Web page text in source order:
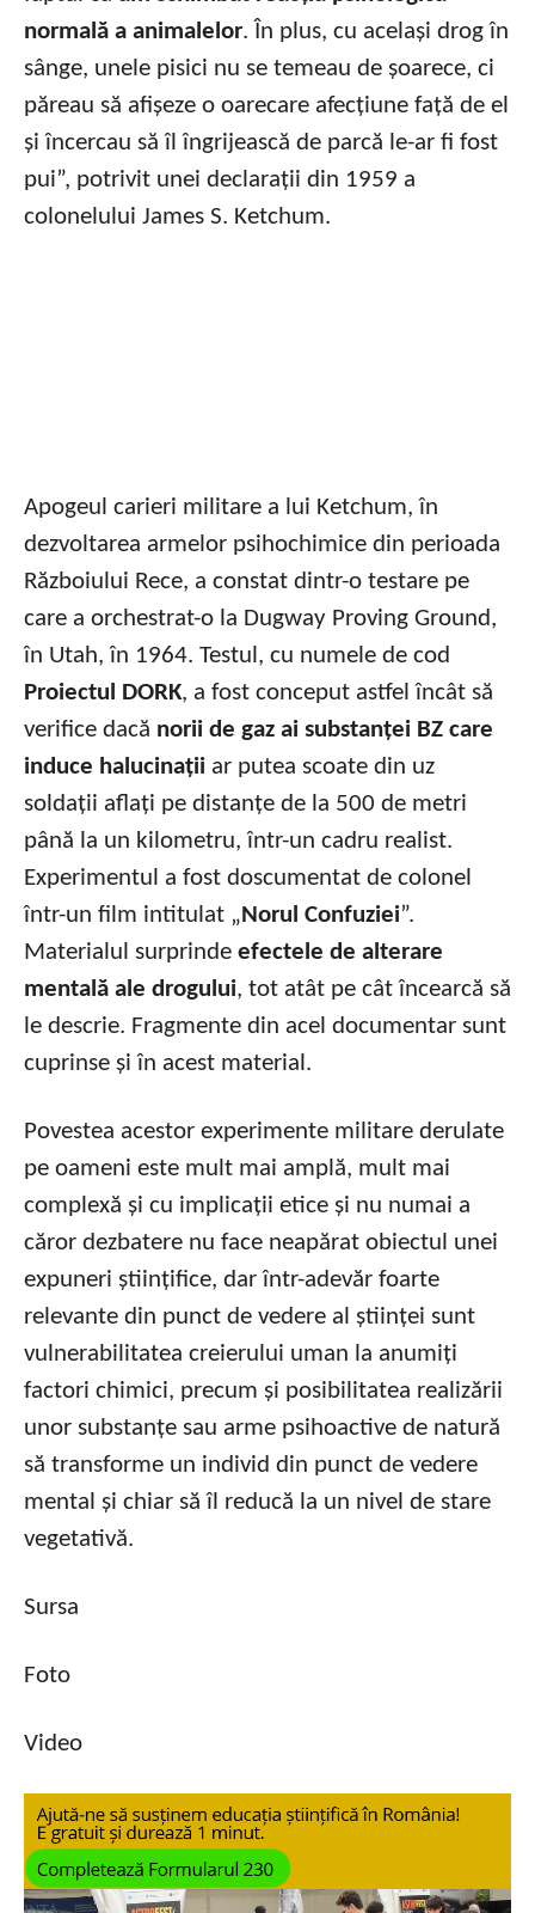
normală a animalelor. În plus, cu același drog în
sânge, unele pisici nu se temeau de șoarece, ci
păreau să afișeze o oarecare afecțiune față de el
și încercau să îl îngrijească de parcă le-ar fi fost
pui”, potrivit unei declarații din 1959 a
colonelului James S. Ketchum.
Apogeul carieri militare a lui Ketchum, în
dezvoltarea armelor psihochimice din perioada
Războiului Rece, a constat dintr-o testare pe
care a orchestrat-o la Dugway Proving Ground,
în Utah, în 1964. Testul, cu numele de cod
Proiectul DORK, a fost conceput astfel încât să
verifice dacă norii de gaz ai substanței BZ care
induce halucinații ar putea scoate din uz
soldații aflați pe distanțe de la 500 de metri
până la un kilometru, într-un cadru realist.
Experimentul a fost doscumentat de colonel
într-un film intitulat „Norul Confuziei”.
Materialul surprinde efectele de alterare
mentală ale drogului, tot atât pe cât încearcă să
le descrie. Fragmente din acel documentar sunt
cuprinse și în acest material.
Povestea acestor experimente militare derulate
pe oameni este mult mai amplă, mult mai
complexă și cu implicații etice și nu numai a
căror dezbatere nu face neapărat obiectul unei
expuneri științifice, dar într-adevăr foarte
relevante din punct de vedere al științei sunt
vulnerabilitatea creierului uman la anumiți
factori chimici, precum și posibilitatea realizării
unor substanțe sau arme psihoactive de natură
să transforme un individ din punct de vedere
mental și chiar să îl reducă la un nivel de stare
vegetativă.
Sursa
Foto
Video